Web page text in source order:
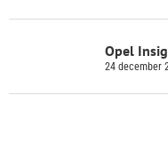
Opel
24 december